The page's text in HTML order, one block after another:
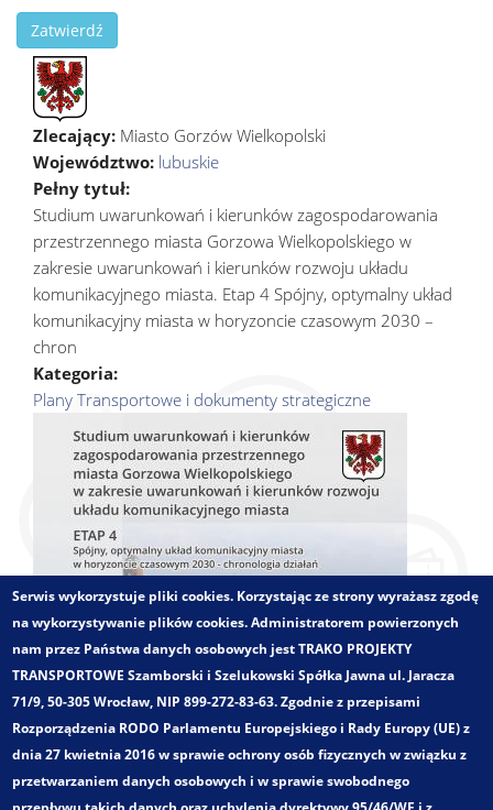
Zatwierdź
Zlecający: Miasto Gorzów Wielkopolski
Województwo: lubuskie
Pełny tytuł:
Studium uwarunkowań i kierunków zagospodarowania
przestrzennego miasta Gorzowa Wielkopolskiego w
zakresie uwarunkowań i kierunków rozwoju układu
komunikacyjnego miasta. Etap 4 Spójny, optymalny układ
komunikacyjny miasta w horyzoncie czasowym 2030 –
chron
Kategoria:
Plany Transportowe i dokumenty strategiczne
Serwis wykorzystuje pliki cookies. Korzystając ze strony wyrażasz zgodę
na wykorzystywanie plików cookies. Administratorem powierzonych
nam przez Państwa danych osobowych jest TRAKO PROJEKTY
TRANSPORTOWE Szamborski i Szelukowski Spółka Jawna ul. Jaracza
71/9, 50-305 Wrocław, NIP 899-272-83-63. Zgodnie z przepisami
Rozporządzenia RODO Parlamentu Europejskiego i Rady Europy (UE) z
dnia 27 kwietnia 2016 w sprawie ochrony osób fizycznych w związku z
przetwarzaniem danych osobowych i w sprawie swobodnego